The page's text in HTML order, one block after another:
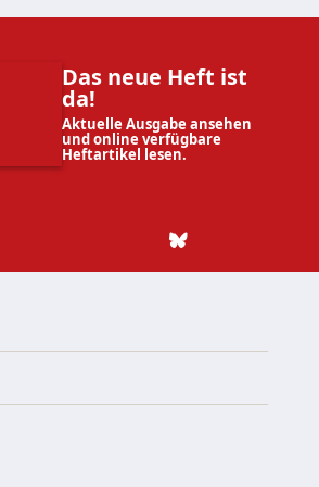
Das neue Heft ist
da!
Aktuelle Ausgabe ansehen
und online verfügbare
Heftartikel lesen.